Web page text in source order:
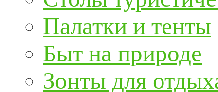
Палатки и тенты
Быт на природе
Зонты для